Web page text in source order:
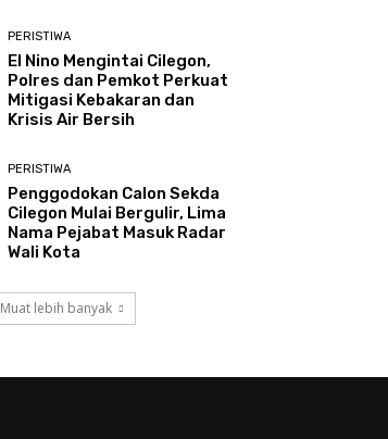
PERISTIWA
El Nino Mengintai Cilegon,
Polres dan Pemkot Perkuat
Mitigasi Kebakaran dan
Krisis Air Bersih
PERISTIWA
Penggodokan Calon Sekda
Cilegon Mulai Bergulir, Lima
Nama Pejabat Masuk Radar
Wali Kota
Muat lebih banyak